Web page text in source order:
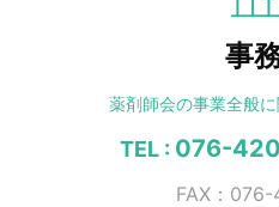
事
薬剤師会の事業全般に
TEL : 076-
FAX：